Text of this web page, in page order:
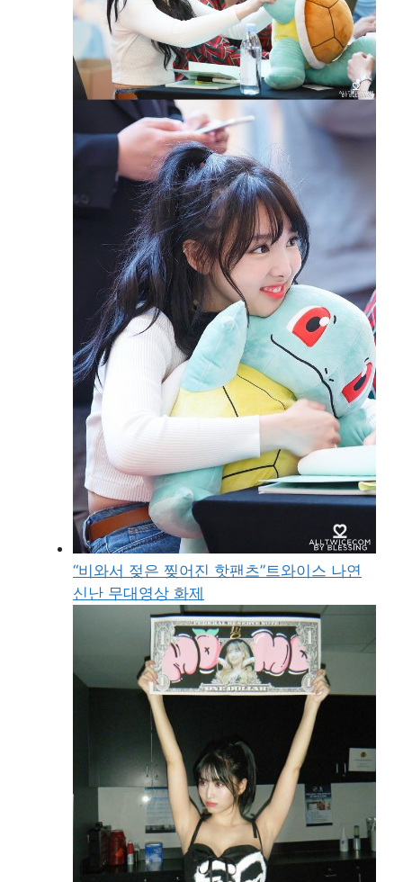
“비와서 젖은 찢어진 핫팬츠”트와이스 나연
신난 무대영상 화제